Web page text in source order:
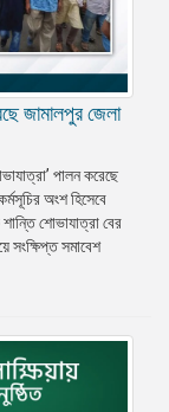
জামালপুর জেলা
পালন করেছে
অংশ হিসেবে
শোভাযাত্রা বের
সংক্ষিপ্ত সমাবেশ